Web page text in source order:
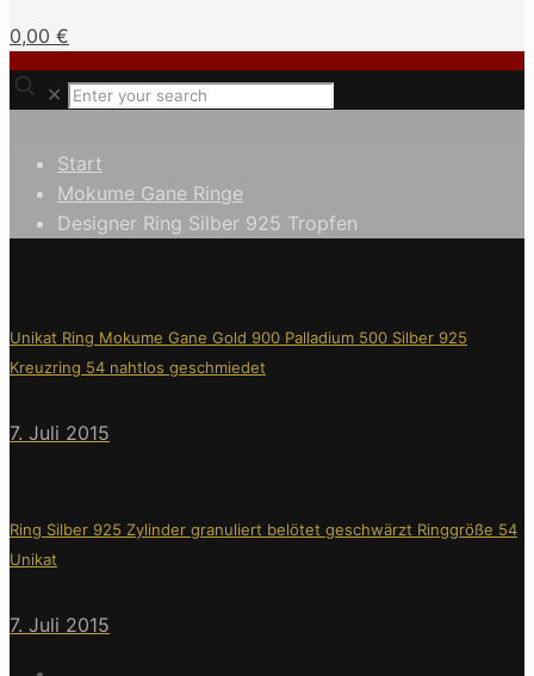
0,00 €
✕
Start
Mokume Gane Ringe
Designer Ring Silber 925 Tropfen
Unikat Ring Mokume Gane Gold 900 Palladium 500 Silber 925
Kreuzring 54 nahtlos geschmiedet
7. Juli 2015
Ring Silber 925 Zylinder granuliert belötet geschwärzt Ringgröße 54
Unikat
7. Juli 2015